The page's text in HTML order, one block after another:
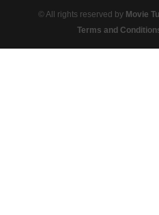
© All rights reserved by Movie
Terms and